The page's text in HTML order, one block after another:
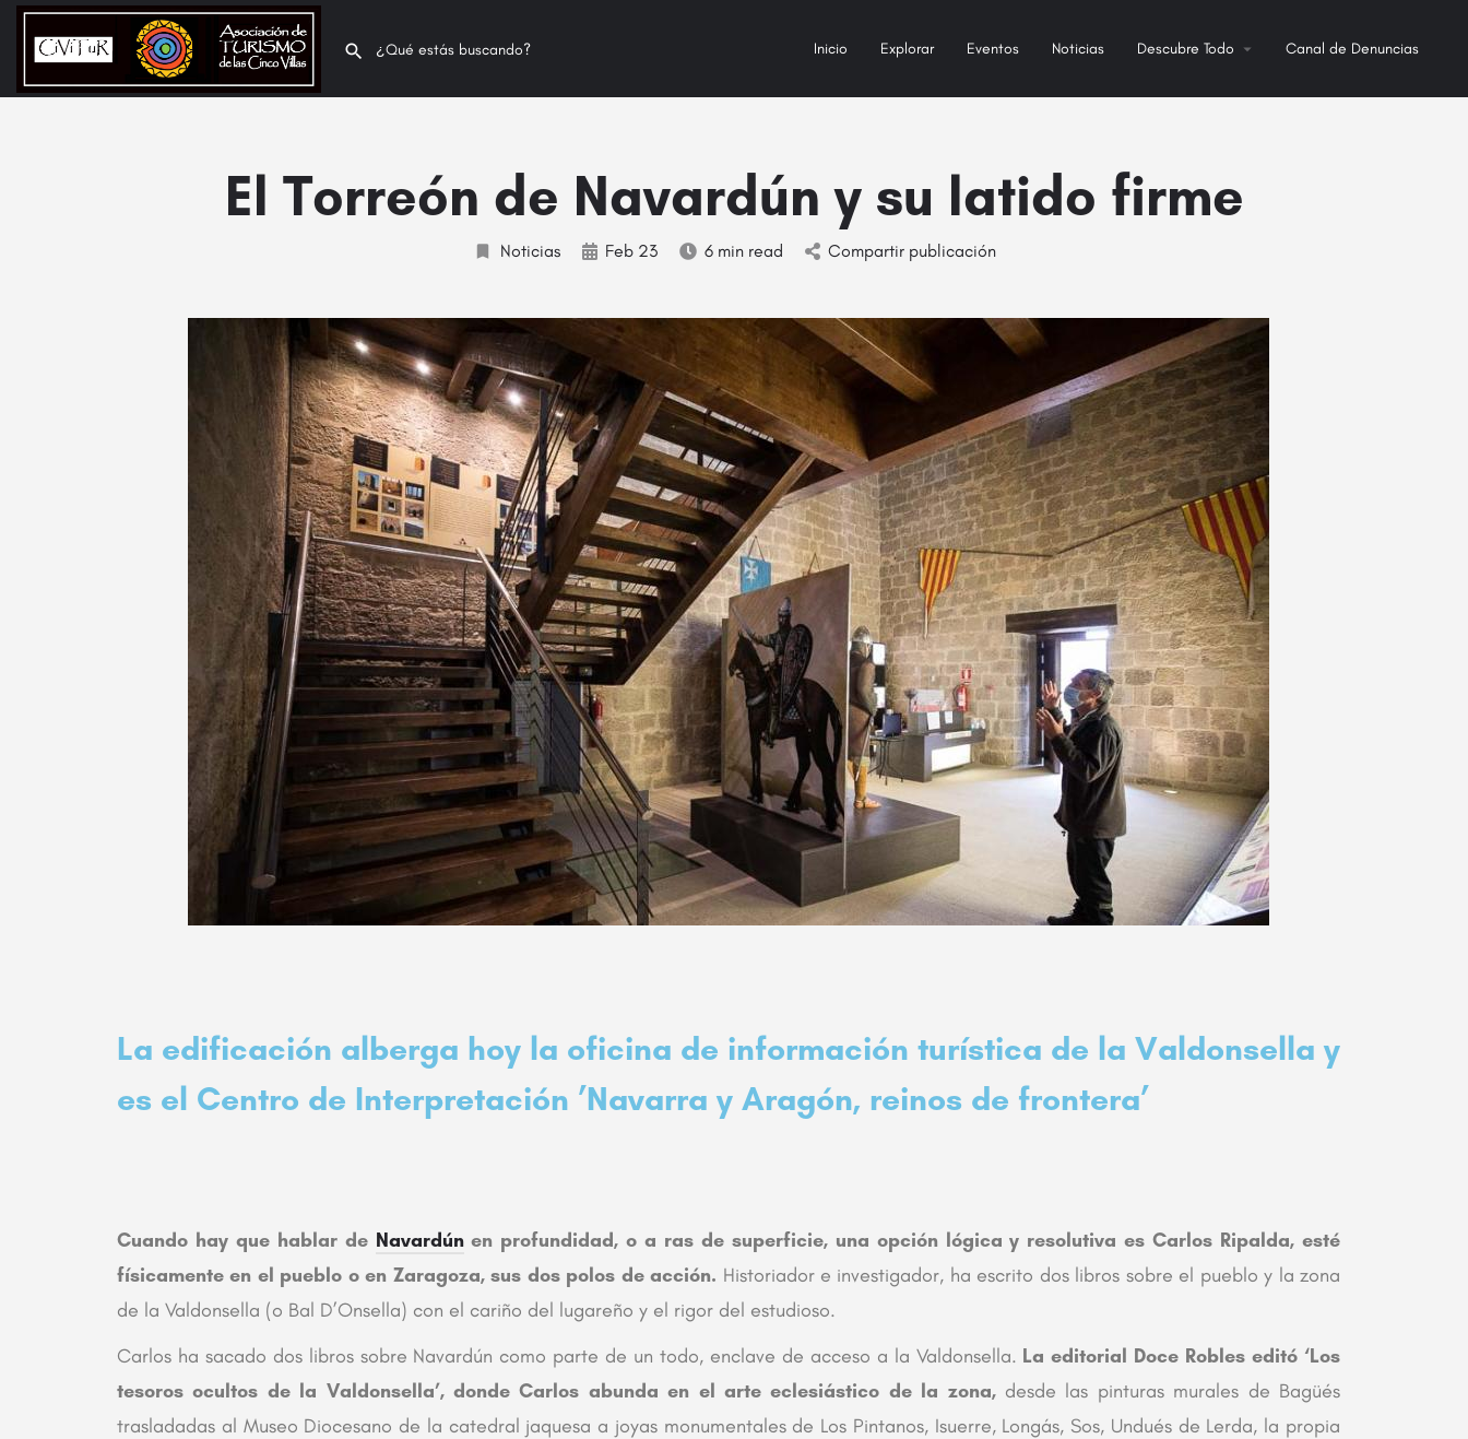
Inicio Explorar Eventos Noticias Descubre Todo Canal de Denuncias
El Torreón de Navardún y su latido firme
Noticias Feb 23 6 min read Compartir publicación
La edificación alberga hoy la oficina de información turística de la Valdonsella y
es el Centro de Interpretación ’Navarra y Aragón, reinos de frontera’
Cuando hay que hablar de Navardúnen profundidad, o a ras de superficie, una opción lógica y resolutiva es Carlos Ripalda, esté
físicamente en el pueblo o en Zaragoza, sus dos polos de acción. Historiador e investigador, ha escrito dos libros sobre el pueblo y la zona
de la Valdonsella (o Bal D’Onsella) con el cariño del lugareño y el rigor del estudioso.
Carlos ha sacado dos libros sobre Navardún como parte de un todo, enclave de acceso a la Valdonsella. La editorial Doce Robles editó ‘Los
tesoros ocultos de la Valdonsella’, donde Carlos abunda en el arte eclesiástico de la zona, desde las pinturas murales de Bagüés
trasladadas al Museo Diocesano de la catedral jaquesa a joyas monumentales de Los Pintanos, Isuerre, Longás, Sos, Undués de Lerda, la propia